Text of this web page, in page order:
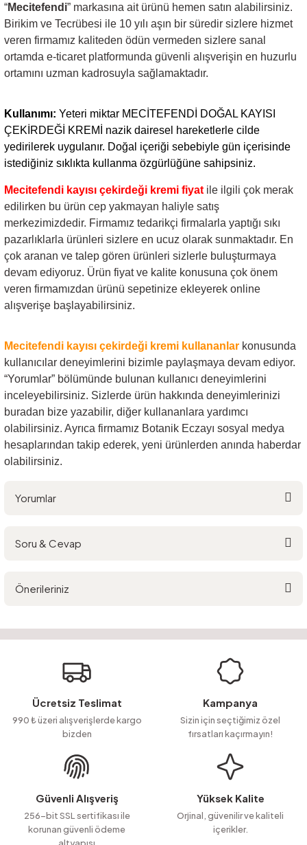
“Mecitefendi” markasına ait ürünü hemen satın alabilirsiniz.
Birikim ve Tecrübesi ile 10 yılı aşın bir süredir sizlere hizmet
veren firmamız kaliteden ödün vermeden sizlere sanal
ortamda e-ticaret platformunda güvenli alışverişin en huzurlu
ortamını uzman kadrosuyla sağlamaktadır.
Kullanımı: Yeteri miktar MECİTEFENDİ DOĞAL KAYISI
ÇEKİRDEĞİ KREMİ nazik dairesel hareketlerle cilde
yedirilerek uygulanır. Doğal içeriği sebebiyle gün içerisinde
istediğiniz sıklıkta kullanma özgürlüğüne sahipsiniz.
Mecitefendi kayısı çekirdeği kremi fiyat ile ilgili çok merak
edilirken bu ürün cep yakmayan haliyle satış
merkezimizdedir. Firmamız tedarikçi firmalarla yaptığı sıkı
pazarlıklarla ürünleri sizlere en ucuz olarak sunmaktadır. En
çok aranan ve talep gören ürünleri sizlerle buluşturmaya
devam ediyoruz. Ürün fiyat ve kalite konusuna çok önem
veren firmamızdan ürünü sepetinize ekleyerek online
alışverişe başlayabilirsiniz.
Mecitefendi kayısı çekirdeği kremi kullananlar konusunda
kullanıcılar deneyimlerini bizimle paylaşmaya devam ediyor.
“Yorumlar” bölümünde bulunan kullanıcı deneyimlerini
inceleyebilirsiniz. Sizlerde ürün hakkında deneyimlerinizi
buradan bize yazabilir, diğer kullananlara yardımcı
olabilirsiniz. Ayrıca firmamız Botanik Eczayı sosyal medya
hesaplarından takip ederek, yeni ürünlerden anında haberdar
olabilirsiniz.
Yorumlar
Soru & Cevap
Soru Sor
Önerileriniz
Görüş ve önerileriniz için teşekkür ederiz.
Ürün resmi kalitesiz, bozuk veya görüntülenemiyor.
Ürün açıklamasında eksik bilgiler bulunuyor.
Ürün bilgilerinde hatalar bulunuyor.
Ürün fiyatı diğer sitelerden daha pahalı.
Bu ürüne benzer farklı alternatifler olmalı.
Ücretsiz Teslimat
990 ₺ üzeri alışverişlerde kargo
bizden
Kampanya
Sizin için seçtiğimiz özel
fırsatları kaçırmayın!
Güvenli Alışveriş
256-bit SSL sertifikası ile
korunan güvenli ödeme
Yüksek Kalite
Orjinal, güvenilir ve kaliteli
içerikler.